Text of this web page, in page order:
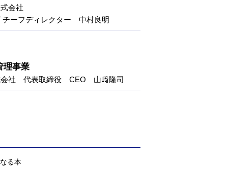
会社
チーフディレクター 中村良明
理事業
会社 代表取締役 CEO 山﨑隆司
る本